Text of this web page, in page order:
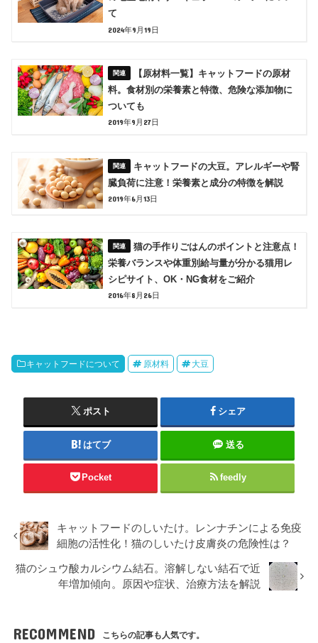
て
2024年9月19日
【原材料一覧】キャットフードの原材
料。食材別の栄養素と特徴、危険な添加物に
ついても
2019年9月27日
キャットフードの大豆。アレルギーや腎
臓負荷に注意！栄養素と成分の特徴を解説
2019年6月13日
猫の手作りごはんのポイントと注意点！
栄養バランスや体重別給与量が分かる猫用レ
シピサイト、OK・NG食材をご紹介
2016年8月26日
キャットフードについて 原材料 大豆
ポスト シェア
はてブ 送る
Pocket feedly
キャットフードのしいたけ。レンナチンによる免疫
細胞の活性化！猫のしいたけ皮膚炎の危険性は？
猫のシュウ酸カルシウム結石。溶解しない結石で近
年増加傾向。原因や症状、治療方法を解説
RECOMMEND こちらの記事も人気です。